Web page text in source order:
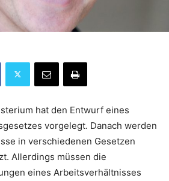
hat den Entwurf eines
vorgelegt. Danach werden
in verschiedenen Gesetzen
Allerdings müssen die
eines Arbeitsverhältnisses